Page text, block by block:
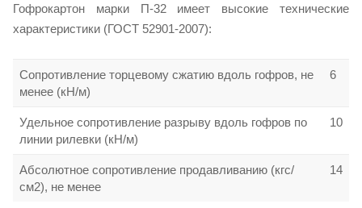
Гофрокартон марки П-32 имеет высокие технические
характеристики (ГОСТ 52901-2007):
Сопротивление торцевому сжатию вдоль гофров, не
менее (кН/м)
6
Удельное сопротивление разрыву вдоль гофров по
линии рилевки (кН/м)
10
Абсолютное сопротивление продавливанию (кгс/
см2), не менее
14